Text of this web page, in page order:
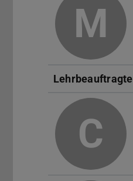
M
Lehrbeauftragte
C